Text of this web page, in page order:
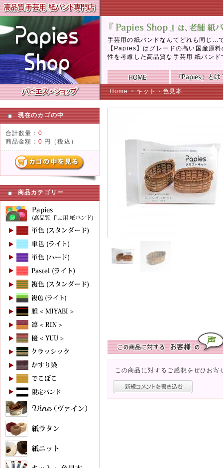
手芸用の紙バンドなんてどれも同じ...
【Papies】はグレードの高い国産原
性を考慮した高品質な手芸用 紙バン
Home >キット・色見本
現在のカゴの中
合計数量： 0
商品金額： 0 円（税込）
商品カテゴリー
この商品に対するご感想をぜひお寄